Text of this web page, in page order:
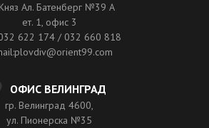
Ал. Батенберг №39 A
ет. 1, офис 3
622 174 / 032 660 818
ОФИС ВЕЛИНГРАД
гр. Велинград 4600,
ул. Пионерска №35